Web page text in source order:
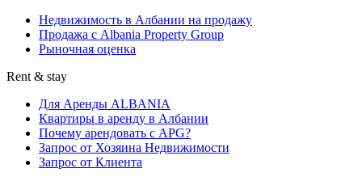
Недвижимость в Албании на продажу
Продажа с Albania Property Group
Рыночная оценка
Rent & stay
Для Аренды ALBANIA
Квартиры в аренду в Албании
Почему арендовать с APG?
Запрос от Хозяина Недвижимости
Запрос от Клиента